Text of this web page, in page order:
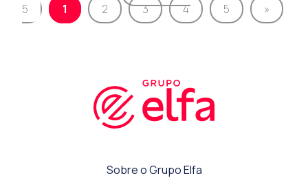
5
1 2 3 4 5 »
Sobre o Grupo Elfa